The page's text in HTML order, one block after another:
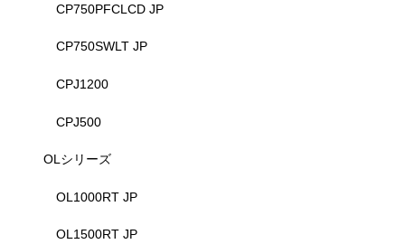
CP750PFCLCD JP
CP750SWLT JP
CPJ1200
CPJ500
OLシリーズ
OL1000RT JP
OL1500RT JP